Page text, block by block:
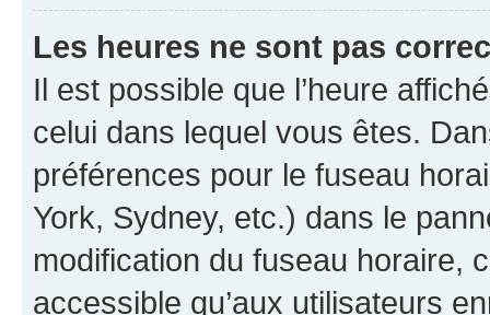
Les heures ne sont pas
Il est possible que l’heure
celui dans lequel vous êtes.
préférences pour le fuseau
York, Sydney, etc.) dans le
modification du fuseau horaire,
accessible qu’aux utilisateurs